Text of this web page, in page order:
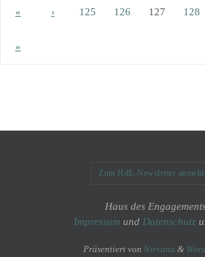
« ‹ 125 126 127 128
»
Zum HdE-Newsletter
Haus des
Impressum und Datenschutz
Präsentiert von Nirvana &